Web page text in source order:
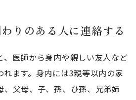
りのある人に連絡する
、医師から身内や親しい友人など
れます。身内には3親等以内の家
、父母、子、孫、ひ孫、兄弟姉